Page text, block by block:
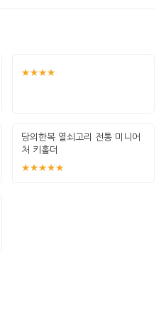
★★★★
당의한복 열쇠고리 전통 미니어
처 키홀더
★★★★★